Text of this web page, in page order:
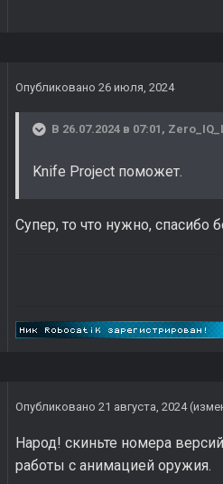
Опубликовано 26 июля, 2024
В 26.07.2024 в 07:01,
Knife Project поможет.
Супер, то что нужно, спасибо
Опубликовано 21 августа, 2024
Народ! скиньте номера
работы с анимацией оружия.